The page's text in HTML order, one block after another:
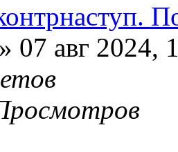
» 07 авг 2024,